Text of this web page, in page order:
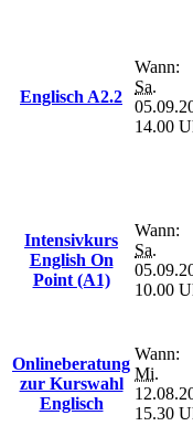
Englisch A2.2
Wann:
Sa.
14.00
Intensivkurs
English On
Point (A1)
Wann:
Sa.
10.00
Onlineberatung
zur Kurswahl
Englisch
Wann:
Mi.
15.30